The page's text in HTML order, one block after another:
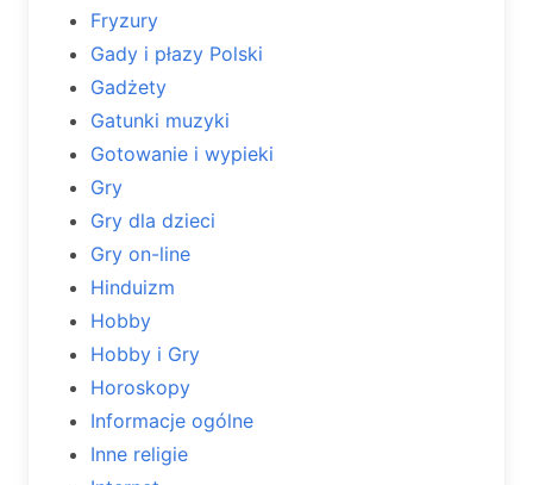
Fryzury
Gady i płazy Polski
Gadżety
Gatunki muzyki
Gotowanie i wypieki
Gry
Gry dla dzieci
Gry on-line
Hinduizm
Hobby
Hobby i Gry
Horoskopy
Informacje ogólne
Inne religie